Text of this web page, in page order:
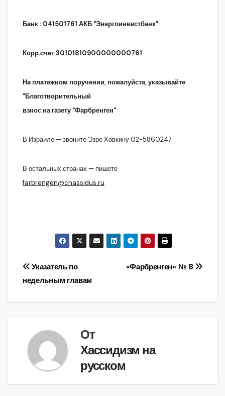
Банк : 041501761 АКБ "Энергоинвестбанк"
Корр.счет 30101810900000000761
На платежном поручении, пожалуйста, указывайте
"Благотворительный
взнос на газету "Фарбренген"
В Израиле — звоните Эзре Ховкину 02-5860247
В остальных странах — пишете
farbrengen@chassidus.ru
Навигация
по
«Фарбренген» № 8
Указатель по
недельным главам
От
Хассидизм на
русском